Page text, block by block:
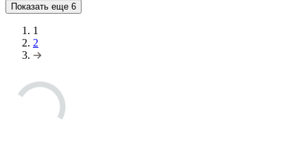
Показать еще 6
1
2